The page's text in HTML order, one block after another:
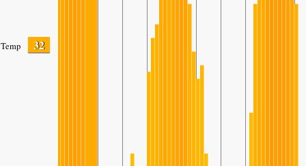
Temp 32